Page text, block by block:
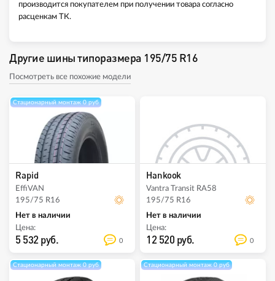
производится покупателем при получении товара согласно
расценкам ТК.
Другие шины типоразмера 195/75 R16
Посмотреть все похожие модели
Стационарный монтаж 0 руб
Rapid
EffiVAN
195/75 R16
Нет в наличии
Цена:
5 532 руб. 0
Hankook
Vantra Transit RA58
195/75 R16
Нет в наличии
Цена:
12 520 руб. 0
Стационарный монтаж 0 руб Стационарный монтаж 0 руб